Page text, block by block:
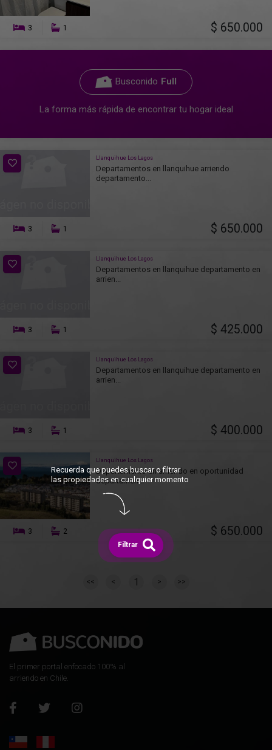
3 1 $ 650.000
Busconido Full
La forma más rápida de encontrar tu hogar ideal
Llanquihue Los Lagos
Departamentos en llanquihue arriendo
departamento...
3 1 $ 650.000
Llanquihue Los Lagos
Departamentos en llanquihue departamento en
arrien...
3 1 $ 425.000
Llanquihue Los Lagos
Departamentos en llanquihue departamento en
arrien...
3 1 $ 400.000
Llanquihue Los Lagos
Departamento en arriendo en oportunidad
departamen...
3 2 $ 650.000
<< < 1 > >>
El primer portal enfocado 100% al
arriendo en Chile.
Recuerda que puedes buscar o filtrar
las propiedades en cualquier momento
Filtrar